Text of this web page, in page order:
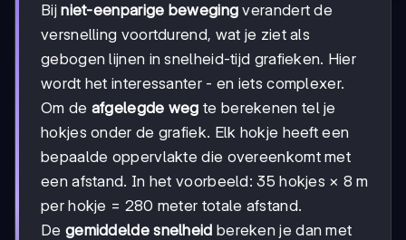
Bijniet-eenparige beweging verandert de
versnelling voortdurend, wat je ziet als
gebogen lijnen in snelheid-tijd grafieken. Hier
wordt het interessanter - en iets complexer.
Om de afgelegde weg te berekenen tel je
hokjes onder de grafiek. Elk hokje heeft een
bepaalde oppervlakte die overeenkomt met
een afstand. In het voorbeeld: 35 hokjes × 8 m
per hokje = 280 meter totale afstand.
De gemiddelde snelheid bereken je dan met